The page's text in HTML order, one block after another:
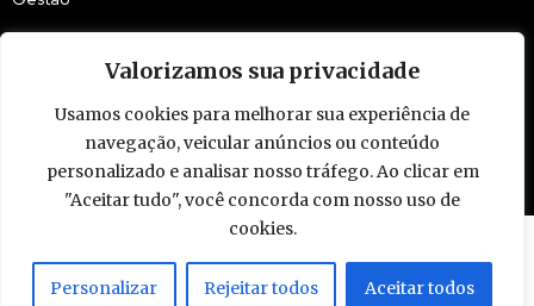
Valorizamos sua privacidade
Usamos cookies para melhorar sua experiência de
navegação, veicular anúncios ou conteúdo
personalizado e analisar nosso tráfego. Ao clicar em
"Aceitar tudo", você concorda com nosso uso de
cookies.
Personalizar Rejeitar todos Aceitar todos
© 2009 - 2026 Piloto Policial. Todos os direitos reservados. Brasil.